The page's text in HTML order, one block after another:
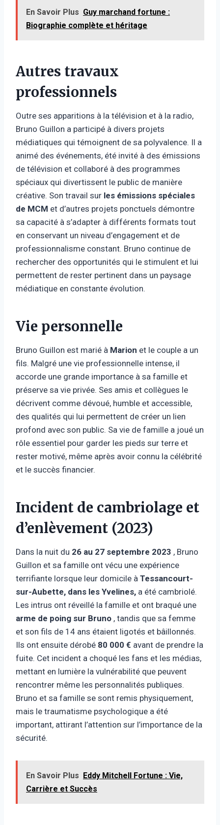
En Savoir Plus Guy marchand fortune :
Biographie complète et héritage
Autres travaux
professionnels
Outre ses apparitions à la télévision et à la radio,
Bruno Guillon a participé à divers projets
médiatiques qui témoignent de sa polyvalence. Il a
animé des événements, été invité à des émissions
de télévision et collaboré à des programmes
spéciaux qui divertissent le public de manière
créative. Son travail sur les émissions spéciales
de MCM et d’autres projets ponctuels démontre
sa capacité à s’adapter à différents formats tout
en conservant un niveau d’engagement et de
professionnalisme constant. Bruno continue de
rechercher des opportunités qui le stimulent et lui
permettent de rester pertinent dans un paysage
médiatique en constante évolution.
Vie personnelle
Bruno Guillon est marié à Marion et le couple a un
fils. Malgré une vie professionnelle intense, il
accorde une grande importance à sa famille et
préserve sa vie privée. Ses amis et collègues le
décrivent comme dévoué, humble et accessible,
des qualités qui lui permettent de créer un lien
profond avec son public. Sa vie de famille a joué un
rôle essentiel pour garder les pieds sur terre et
rester motivé, même après avoir connu la célébrité
et le succès financier.
Incident de cambriolage et
d’enlèvement (2023)
Dans la nuit du 26 au 27 septembre 2023 , Bruno
Guillon et sa famille ont vécu une expérience
terrifiante lorsque leur domicile à Tessancourt-
sur-Aubette, dans les Yvelines, a été cambriolé.
Les intrus ont réveillé la famille et ont braqué une
arme de poing sur Bruno , tandis que sa femme
et son fils de 14 ans étaient ligotés et bâillonnés.
Ils ont ensuite dérobé 80 000 € avant de prendre la
fuite. Cet incident a choqué les fans et les médias,
mettant en lumière la vulnérabilité que peuvent
rencontrer même les personnalités publiques.
Bruno et sa famille se sont remis physiquement,
mais le traumatisme psychologique a été
important, attirant l’attention sur l’importance de la
sécurité.
En Savoir Plus Eddy Mitchell Fortune : Vie,
Carrière et Succès